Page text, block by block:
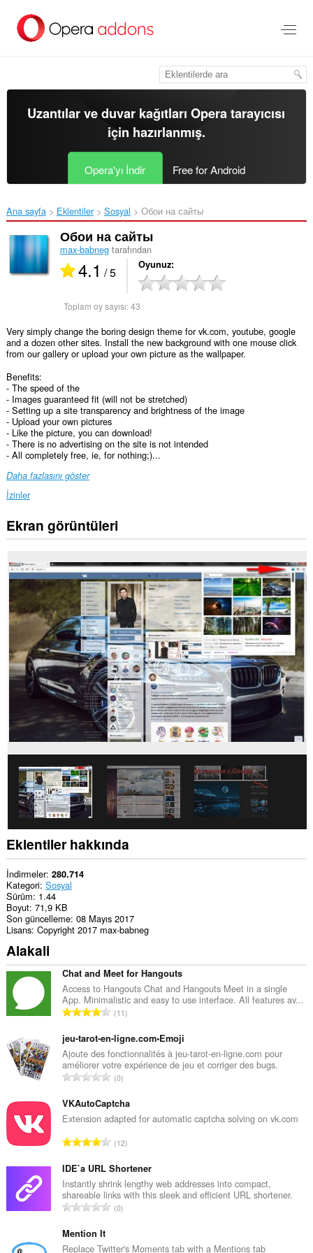
içeriğe
Uzantılar ve duvar kağıtlarıOpera tarayıcısı
için hazırlanmış.
Opera'yı İndir Free for Android
Ana sayfa Eklentiler Sosyal Обои на сайты‎
Обои на сайты
max-babnegtarafından
4.1 / 5 Oyunuz
Toplam oy sayısı:43
Very simply change the boring design theme for vk.com, youtube, google
and a dozen other sites. Install the new background with one mouse click
from our gallery or upload your own picture as the wallpaper.
Benefits:
- The speed of the
- Images guaranteed fit (will not be stretched)
- Setting up a site transparency and brightness of the image
- Upload your own pictures
- Like the picture, you can download!
- There is no advertising on the site is not intended
- All completely free, ie, for nothing;)...
Daha fazlasını göster
İzinler
Bu
eklenti,
web
sitelerindeki
verilerinize
erişebilir.
Bu
eklenti,
sekmelerinize
ve
tarama
etkinliklerinize
erişebilir.
Ekran görüntüleri
Eklentiler hakkında
İndirmeler 280.714
Kategori Sosyal
Sürüm 1.44
Boyut 71,9 KB
Son güncelleme 08 Mayıs 2017
Lisans Copyright 2017 max-babneg
Alakali
Chat and Meet for Hangouts
Access to Hangouts Chat and Hangouts Meet in a single
App. Minimalistic and easy to use interface. All features av...
T
p
l
a
m
y
s
a
y
ı
s
ı
:
11
jeu-tarot-en-ligne.com•Emoji
Ajoute des fonctionnalités à jeu-tarot-en-ligne.com pour
améliorer votre expérience de jeu et corriger des bugs.
T
p
l
m
y
s
a
y
s
0
VKAutoCaptcha
Extension adapted for automatic captcha solving on vk.com
T
p
l
a
m
12
IDE`a URL Shortener
Instantly shrink lengthy web addresses into compact,
shareable links with this sleek and efficient URL shortener.
T
l
0
Mention It
Replace Twitter's Moments tab with a Mentions tab